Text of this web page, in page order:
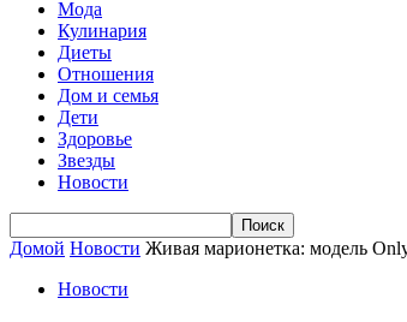
Мода
Кулинария
Диеты
Отношения
Дом и семья
Дети
Здоровье
Звезды
Новости
Домой Новости Живая марионетка: модель
Новости